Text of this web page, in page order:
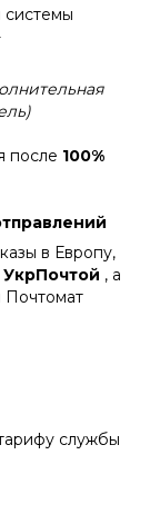
после 100%
в Европу,
УкрПочтой , а
Почтомат
службы